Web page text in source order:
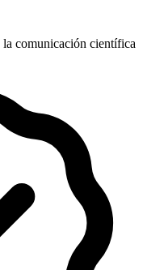
comunicación científica